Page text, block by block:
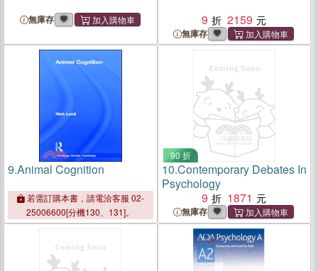
無庫存
9
2159
無庫存
9.Animal Cognition
若需訂購本書，請電洽客服 02-
25006600[分機130、131]。
90 折
10.Contemporary Debates In
Psychology
9
1871
無庫存